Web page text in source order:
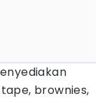
brownies,